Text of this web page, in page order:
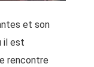
et son
il est
rencontre